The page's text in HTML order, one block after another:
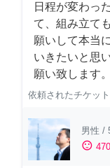
日程が変わっ
て、組み立て
願いして本当
いきたいと思
願い致します。
依頼されたチケット
男性 /
sentiment_satisfied 470